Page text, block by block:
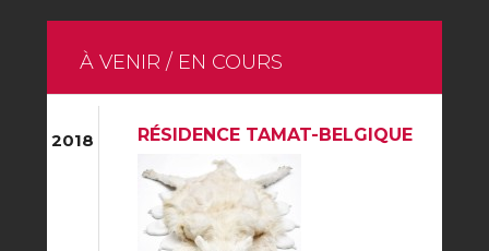
À VENIR / EN COURS
2018 RÉSIDENCE TAMAT-BELGIQUE